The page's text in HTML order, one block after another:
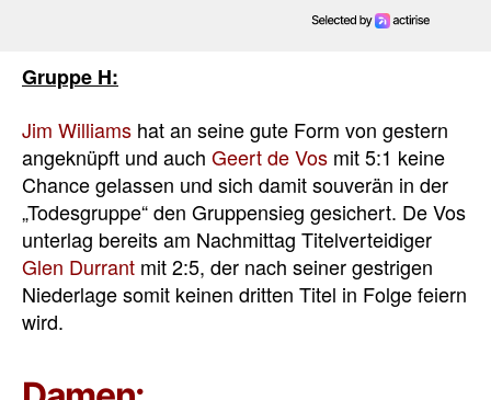
Gruppe H:
Jim Williams hat an seine gute Form von gestern
angeknüpft und auch Geert de Vos mit 5:1 keine
Chance gelassen und sich damit souverän in der
„Todesgruppe“ den Gruppensieg gesichert. De Vos
unterlag bereits am Nachmittag Titelverteidiger
Glen Durrant mit 2:5, der nach seiner gestrigen
Niederlage somit keinen dritten Titel in Folge feiern
wird.